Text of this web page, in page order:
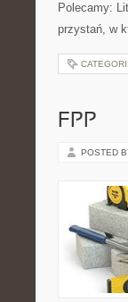
Polecamy:
przystań, w
FPP
POSTED